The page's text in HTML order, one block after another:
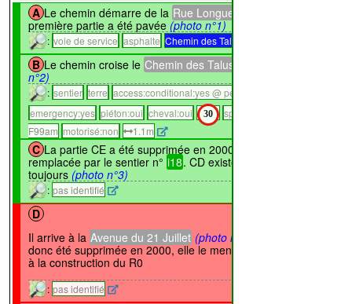
A Le chemin démarre de la Rue Longue
première partie a été pavée (photo n°1)
: voie de service asphalte Chemin des Talus
B Le chemin croise le Chemin des Talus
n°2)
: sentier terre access:conditional:yes @ permit
emergency:yes piéton:oui cheval:oui 30
speed_pedelec:yes
F99am motorisé:non 1.1m
C La partie CE a été supprimée en 2000 et
remplacée par le sentier n° i18. CD existe pourtant
toujours (photo n°3)
: pas identifié
D
Il arrive à la Avenue du 21 Juillet (photo n°4)
donc été supprimée en 2000, elle le menait plus à rien suite
à la construction du R0
: pas identifié